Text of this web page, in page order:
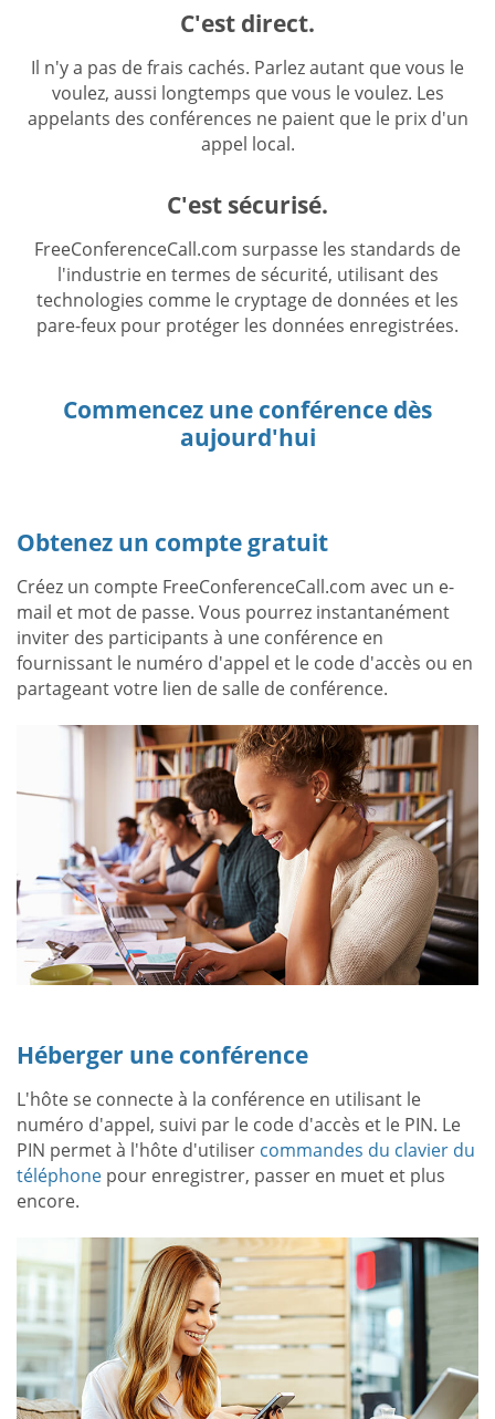
C'est direct.
Il n'y a pas de frais cachés. Parlez autant que vous le
voulez, aussi longtemps que vous le voulez. Les
appelants des conférences ne paient que le prix d'un
appel local.
C'est sécurisé.
FreeConferenceCall.com surpasse les standards de
l'industrie en termes de sécurité, utilisant des
technologies comme le cryptage de données et les
pare-feux pour protéger les données enregistrées.
Commencez une conférence dès
aujourd'hui
Obtenez un compte gratuit
Créez un compte FreeConferenceCall.com avec un e-
mail et mot de passe. Vous pourrez instantanément
inviter des participants à une conférence en
fournissant le numéro d'appel et le code d'accès ou en
partageant votre lien de salle de conférence.
Héberger une conférence
L'hôte se connecte à la conférence en utilisant le
numéro d'appel, suivi par le code d'accès et le PIN. Le
PIN permet à l'hôte d'utiliser commandes du clavier du
téléphone pour enregistrer, passer en muet et plus
encore.